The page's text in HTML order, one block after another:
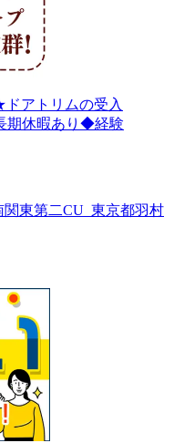
アトリムの受入
期休暇あり◆経験
東第二CU_東京都羽村